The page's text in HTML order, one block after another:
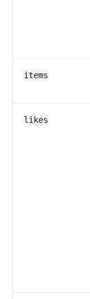
items
likes